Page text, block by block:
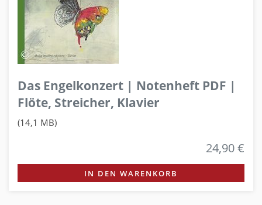
Das Engelkonzert | Notenheft PDF |
Flöte, Streicher, Klavier
(14,1 MB)
24,90 €
IN DEN WARENKORB